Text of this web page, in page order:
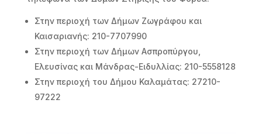
Στην περιοχή των Δήμων Ζωγράφου και
Καισαριανής: 210-7707990
Στην περιοχή των Δήμων Ασπροπύργου,
Ελευσίνας και Μάνδρας-Ειδυλλίας: 210-5558128
Στην περιοχή του Δήμου Καλαμάτας: 27210-
97222